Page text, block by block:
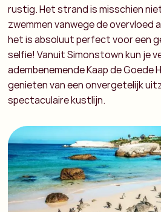
rustig. Het strand is misschien
zwemmen vanwege de overvloed
het is absoluut perfect voor een
selfie! Vanuit Simonstown kun je
adembenemende Kaap de Goede
genieten van een onvergetelijk
spectaculaire kustlijn.